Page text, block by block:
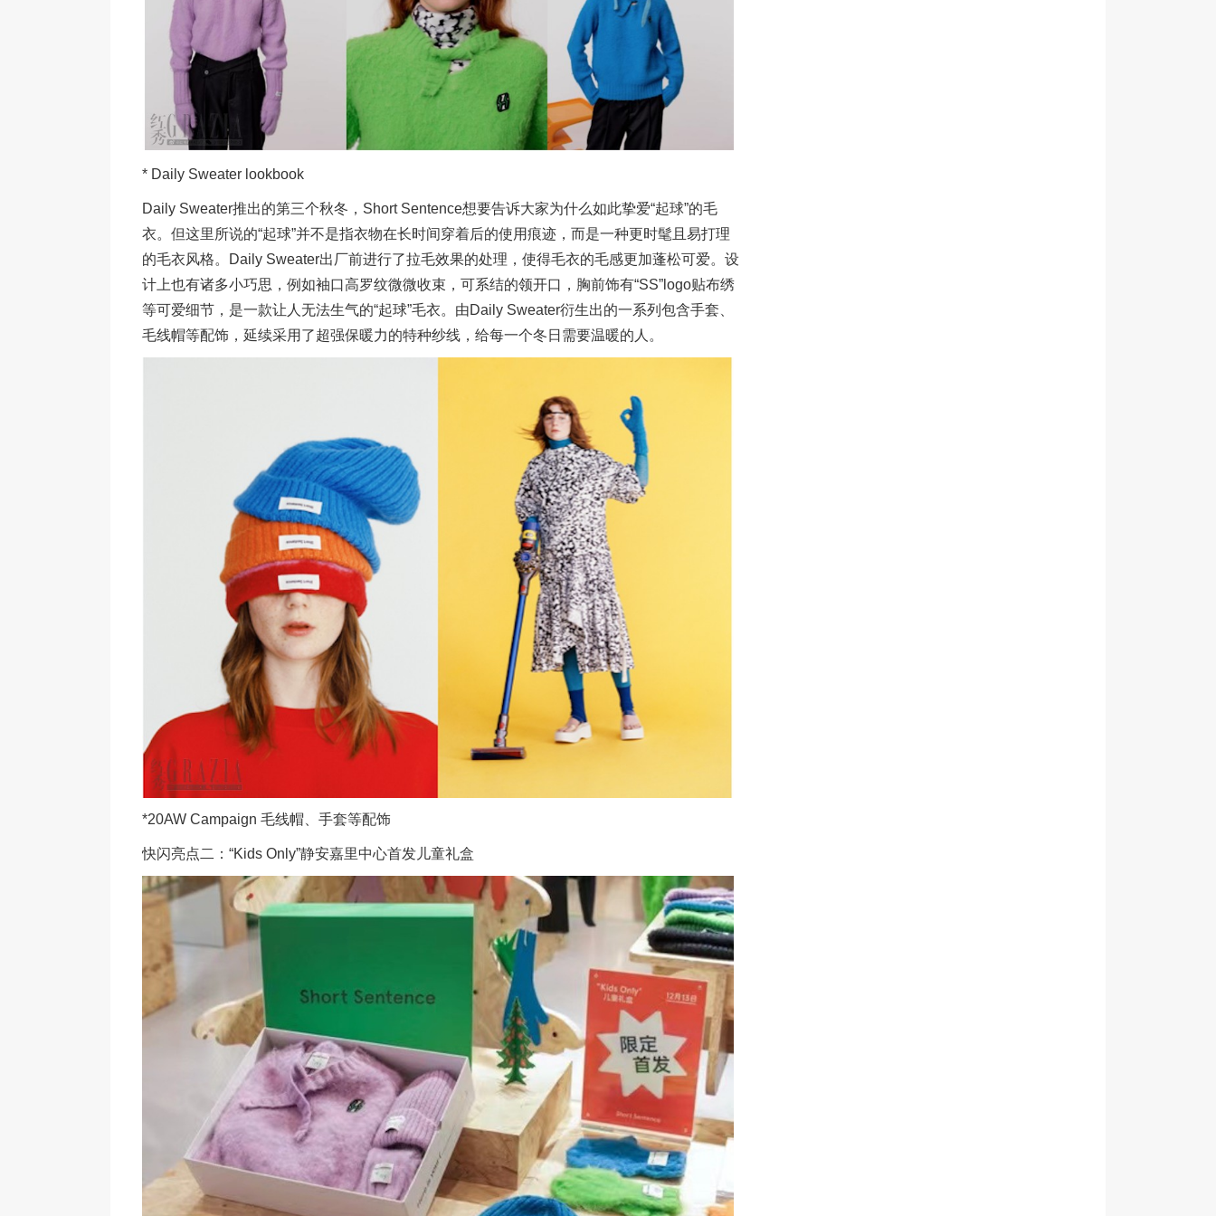
* Daily Sweater lookbook
Daily Sweater推出的第三个秋冬，Short Sentence想要告诉大家为什么如此挚爱“起球”的毛
衣。但这里所说的“起球”并不是指衣物在长时间穿着后的使用痕迹，而是一种更时髦且易打理
的毛衣风格。Daily Sweater出厂前进行了拉毛效果的处理，使得毛衣的毛感更加蓬松可爱。设
计上也有诸多小巧思，例如袖口高罗纹微微收束，可系结的领开口，胸前饰有“SS”logo贴布绣
等可爱细节，是一款让人无法生气的“起球”毛衣。由Daily Sweater衍生出的一系列包含手套、
毛线帽等配饰，延续采用了超强保暖力的特种纱线，给每一个冬日需要温暖的人。
*20AW Campaign 毛线帽、手套等配饰
快闪亮点二：“Kids Only”静安嘉里中心首发儿童礼盒